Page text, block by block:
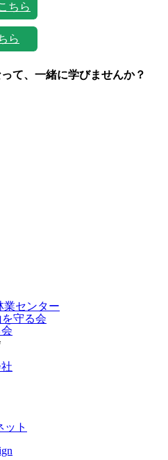
ちら
ら
て、一緒に学びませんか？